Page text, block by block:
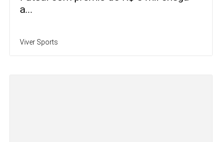
a...
Viver Sports